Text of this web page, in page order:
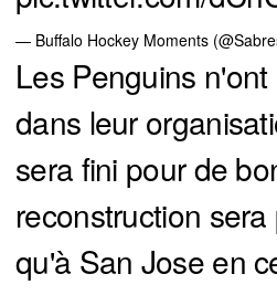
— Buffalo Hockey Moments
Les Penguins
dans leur
sera fini pour de
reconstruction
qu'à San Jose en